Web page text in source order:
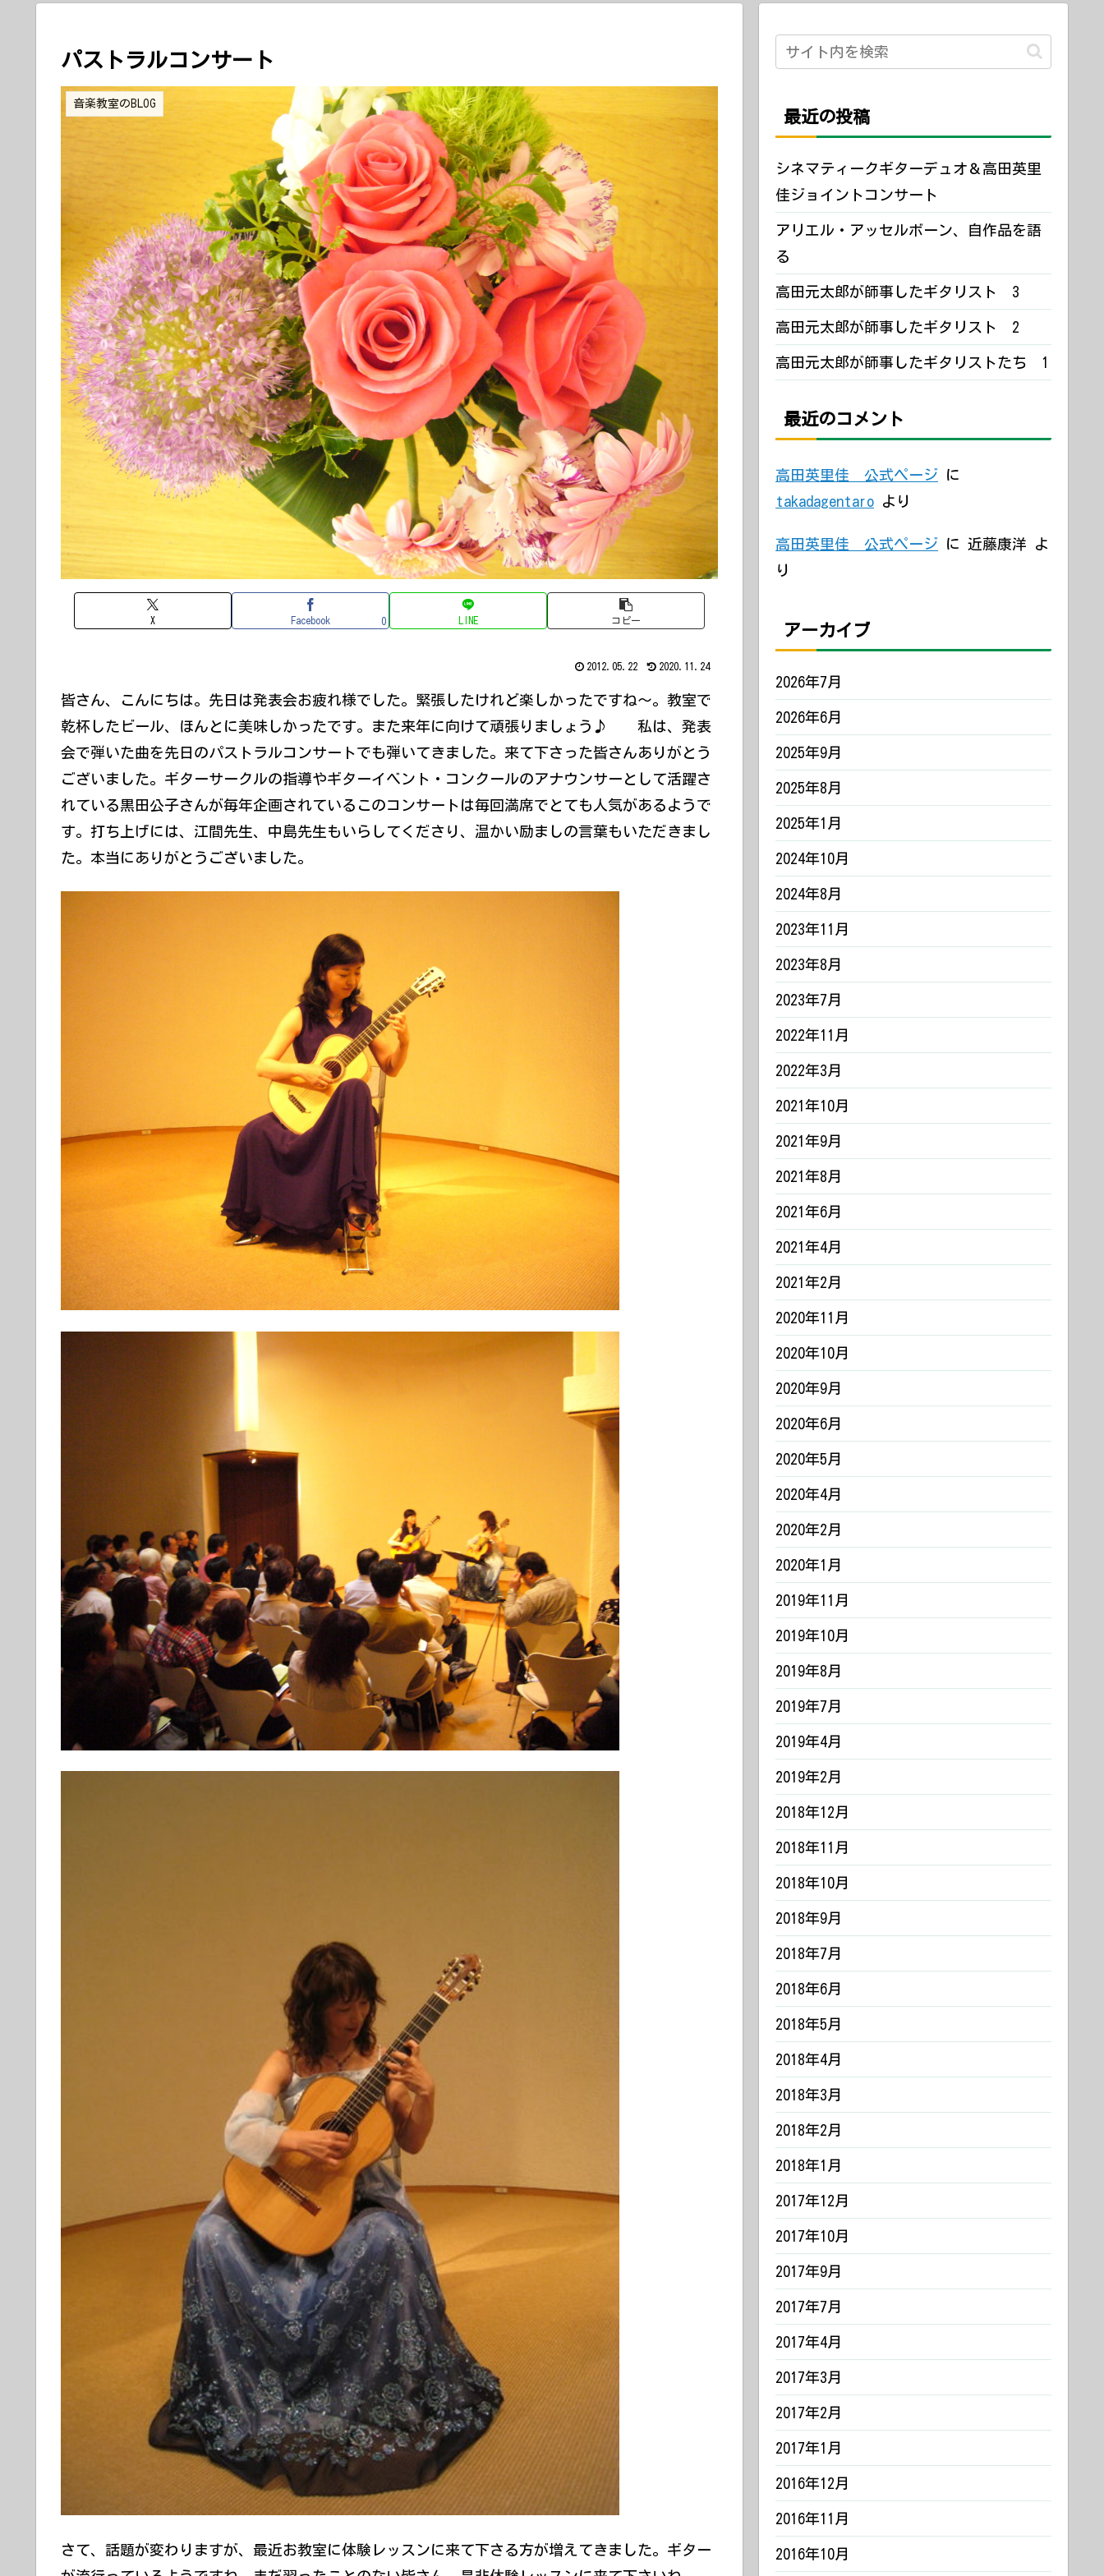
パストラルコンサート
音楽教室のBLOG
X Facebook 0 LINE コピー
2012.05.22 2020.11.24
皆さん、こんにちは。先日は発表会お疲れ様でした。緊張したけれど楽しかったですね～。教室で
乾杯したビール、ほんとに美味しかったです。また来年に向けて頑張りましょう♪ 私は、発表
会で弾いた曲を先日のパストラルコンサートでも弾いてきました。来て下さった皆さんありがとう
ございました。ギターサークルの指導やギターイベント・コンクールのアナウンサーとして活躍さ
れている黒田公子さんが毎年企画されているこのコンサートは毎回満席でとても人気があるようで
す。打ち上げには、江間先生、中島先生もいらしてくださり、温かい励ましの言葉もいただきまし
た。本当にありがとうございました。
さて、話題が変わりますが、最近お教室に体験レッスンに来て下さる方が増えてきました。ギター
最近の投稿
シネマティークギターデュオ＆高田英里
佳ジョイントコンサート
アリエル・アッセルボーン、自作品を語
る
高田元太郎が師事したギタリスト 3
高田元太郎が師事したギタリスト 2
高田元太郎が師事したギタリストたち 1
最近のコメント
高田英里佳 公式ページ に
takadagentaro より
高田英里佳 公式ページ に 近藤康洋 よ
り
アーカイブ
2026年7月
2026年6月
2025年9月
2025年8月
2025年1月
2024年10月
2024年8月
2023年11月
2023年8月
2023年7月
2022年11月
2022年3月
2021年10月
2021年9月
2021年8月
2021年6月
2021年4月
2021年2月
2020年11月
2020年10月
2020年9月
2020年6月
2020年5月
2020年4月
2020年2月
2020年1月
2019年11月
2019年10月
2019年8月
2019年7月
2019年4月
2019年2月
2018年12月
2018年11月
2018年10月
2018年9月
2018年7月
2018年6月
2018年5月
2018年4月
2018年3月
2018年2月
2018年1月
2017年12月
2017年10月
2017年9月
2017年7月
2017年4月
2017年3月
2017年2月
2017年1月
2016年12月
2016年11月
2016年10月